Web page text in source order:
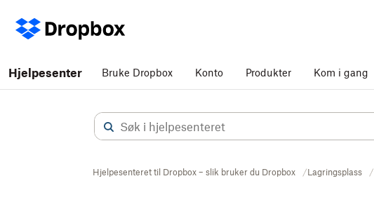
Hjelpesenter Bruke Dropbox Konto Produkter Kom i gang
Hjelpesenteret til Dropbox – slik bruker du Dropbox Lagringsplass